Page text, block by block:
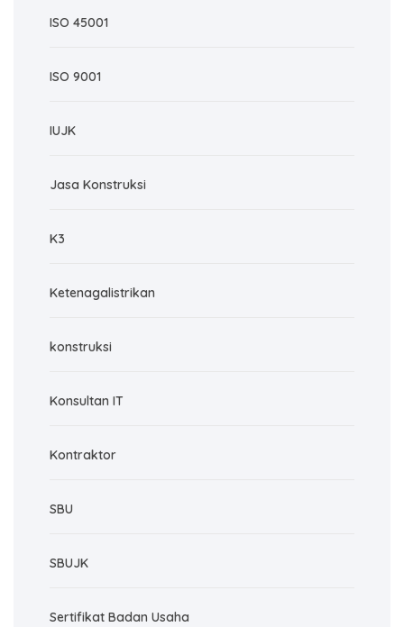
ISO 45001
ISO 9001
IUJK
Jasa Konstruksi
K3
Ketenagalistrikan
konstruksi
Konsultan IT
Kontraktor
SBU
SBUJK
Sertifikat Badan Usaha